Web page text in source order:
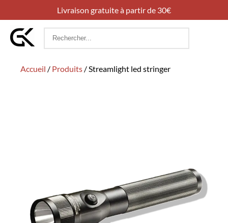
Livraison gratuite à partir de 30€
Rechercher
Accueil / Produits /Streamlight led stringer